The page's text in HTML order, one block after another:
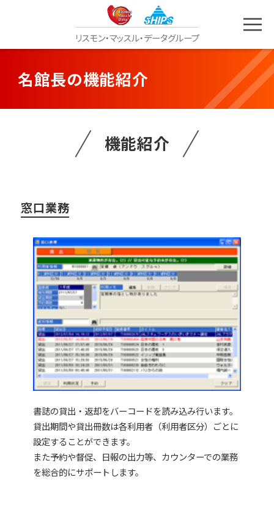
リスモン・マッスル・データグループ
名館長の機能紹介
機能紹介
窓口業務
書誌の貸出・返却をバーコードを読み込み行います。
貸出期間や貸出冊数は各利用者（利用者区分）ごとに
設定することができます。
また予約や督促、日報の出力等、カウンターでの業務
を総合的にサポートします。